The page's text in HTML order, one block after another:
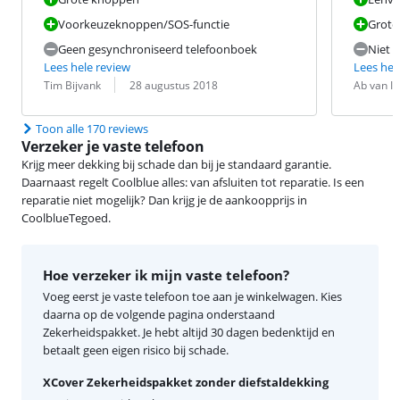
Voorkeuzeknoppen/SOS-functie
Geen gesynchroniseerd telefoonboek
Lees hele review
Beoordeling door:
Tim Bijvank
Datum: 28 augustus 2018
Niet
Lees
Ab van
Datum:
Toon alle 170 reviews
Verzeker je vaste telefoon
Krijg meer dekking bij schade dan bij je standaard garantie.
Daarnaast regelt Coolblue alles: van afsluiten tot reparatie. Is een
reparatie niet mogelijk? Dan krijg je de aankoopprijs in
CoolblueTegoed.
Hoe verzeker ik mijn vaste telefoon?
Voeg eerst je vaste telefoon toe aan je winkelwagen. Kies
daarna op de volgende pagina onderstaand
Zekerheidspakket. Je hebt altijd 30 dagen bedenktijd en
betaalt geen eigen risico bij schade.
XCover Zekerheidspakket zonder diefstaldekking